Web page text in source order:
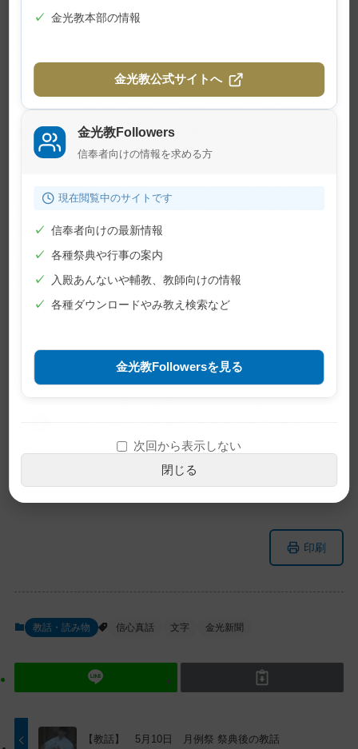
です。何一つ取られた物はなく、しかも書類はぬ
た」
私は、ご神前で一緒にお礼のご祈念をさせて頂
きました。その上で、金光教と出合って間もない
隆さんが、お結界でお取次を願い、「おかげを受
が心さえ改めれば、いくらでもおかげは受けられ
る」という教祖様のみ教えに習うことで、神様の
お働きを実感する体験をさせてくださったこと
を、ありがたく思ったのでした。
※この記事は旧サイトから移行したも
す。ご了承ください。
ッ
プ
動
す
印刷
教話・読み物 信心真話 文字 金光新聞
【教話】 5月10日 月例祭 祭典後の教話
✓ 金光教本部の情報
金光教公式サイトへ
金光教Followers
信奉者向けの情報を求める方
現在閲覧中のサイトです
✓ 信奉者向けの最新情報
✓ 各種祭典や行事の案内
✓ 入殿あんないや輔教、教師向けの情報
✓ 各種ダウンロードやみ教え検索など
金光教Followersを見る
次回から表示しない
閉じる